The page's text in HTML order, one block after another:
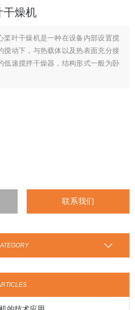
干燥机
桨叶干燥机是一种在设备内部设置搅
搅动下，与热载体以及热表面充分接
低速搅拌干燥器，结构形式一般为卧
联系我们